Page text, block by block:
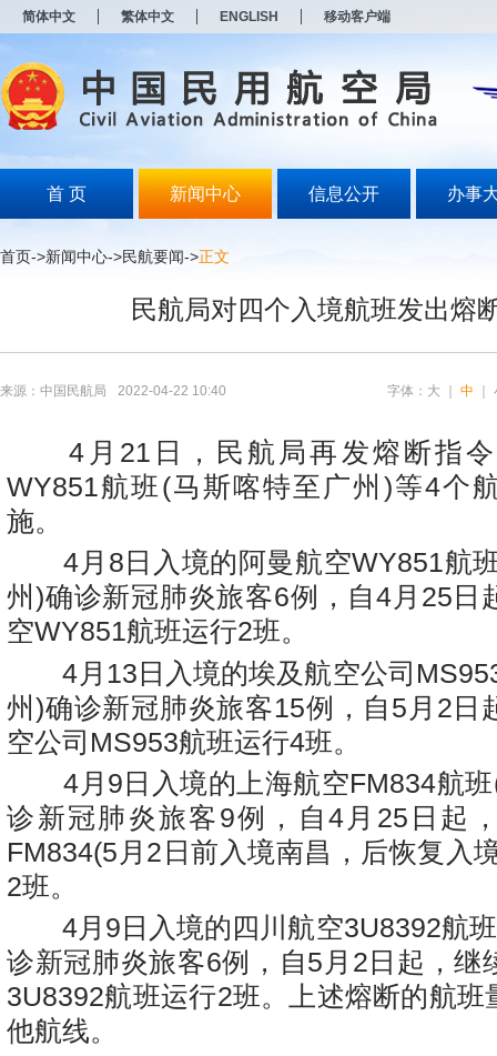
简体中文 繁体中文 ENGLISH 移动客户端
首 页 新闻中心 信息公开 办事
首页->新闻中心->民航要闻->正文
民航局对四个入境航班发出熔
来源：中国民航局 2022-04-22 10:40 字体： 大 中
4月21日，民航局再发熔断指令
WY851航班(马斯喀特至广州)等4个
施。
4月8日入境的阿曼航空WY851航
州)确诊新冠肺炎旅客6例，自4月25日
空WY851航班运行2班。
4月13日入境的埃及航空公司
州)确诊新冠肺炎旅客15例，自5月2日
空公司MS953航班运行4班。
4月9日入境的上海航空FM834航班
诊新冠肺炎旅客9例，自4月25日起
FM834(5月2日前入境南昌，后恢复入
2班。
4月9日入境的四川航空3U8392航班
诊新冠肺炎旅客6例，自5月2日起，继
3U8392航班运行2班。上述熔断的航班
他航线。
打
开
无
障
说
按
Alt
开